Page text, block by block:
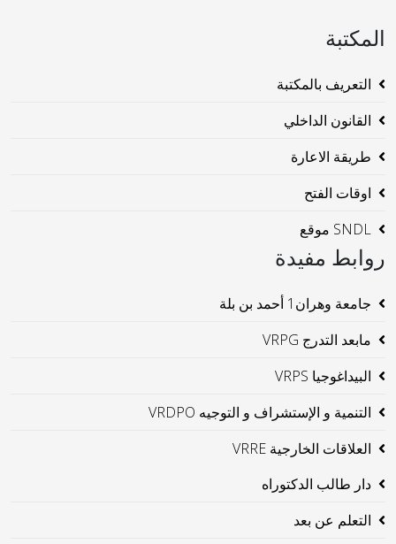
المكتبة
التعريف بالمكتبة
القانون الداخلي
طريقة الاعارة
اوقات الفتح
SNDL موقع
روابط مفيدة
جامعة وهران1 أحمد بن بلة
مابعد التدرج VRPG
البيداغوجيا VRPS
التنمية و الإستشراف و التوجيه VRDPO
العلاقات الخارجية VRRE
دار طالب الدكتوراه
التعلم عن بعد